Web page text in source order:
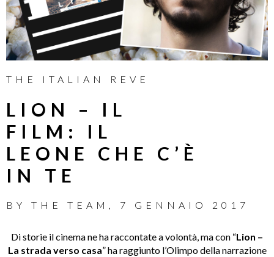
THE ITALIAN REVE
LION – IL
FILM: IL
LEONE CHE C’È
IN TE
BY THE TEAM , 7 GENNAIO 2017
Di storie il cinema ne ha raccontate a volontà, ma con “Lion –
La strada verso casa” ha raggiunto l’Olimpo della narrazione